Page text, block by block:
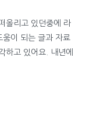
올리고 있던중에 라
이 되는 글과 자료
하고 있어요. 내년에